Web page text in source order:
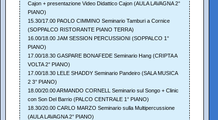
Cajon + presentazione Video Didattico Cajon (AULA LAVAGNA 2°
PIANO)
15.30/17.00 PAOLO CIMMINO Seminario Tamburi a Cornice
(SOPPALCO RISTORANTE PIANO TERRA)
16.00/18.00 JAM SESSION PERCUSSIONI (SOPPALCO 1°
PIANO)
17.00/18.30 GASPARE BONAFEDE Seminario Hang (CRIPTA A
VOLTA 2° PIANO)
17.00/18.30 LELE SHADDY Seminario Pandeiro (SALA MUSICA
2 3° PIANO)
18.00/20.00 ARMANDO CORNELL Seminario sul Songo + Clinic
con Son Del Barrio (PALCO CENTRALE 1° PIANO)
18.30/20.00 CARLO MARZO Seminario sulla Multipercussione
(AULA LAVAGNA 2° PIANO)